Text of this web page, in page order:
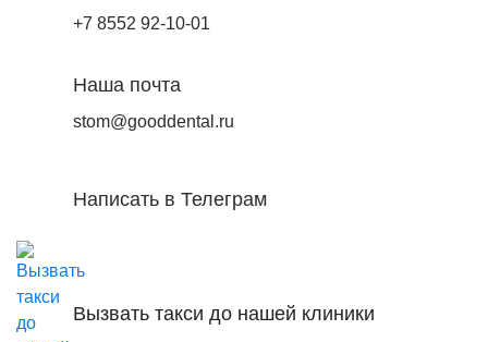
+7 8552 92-10-01
Наша почта
stom@gooddental.ru
Написать в Телеграм
Вызвать такси до нашей клиники